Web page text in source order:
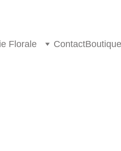
Florale ContactBoutique